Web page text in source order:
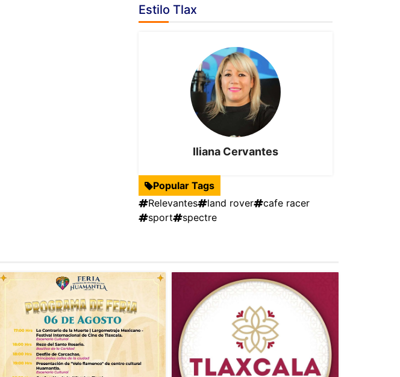
Estilo Tlax
Iliana Cervantes
Popular Tags
Relevantes
land rover
cafe racer
sport
spectre